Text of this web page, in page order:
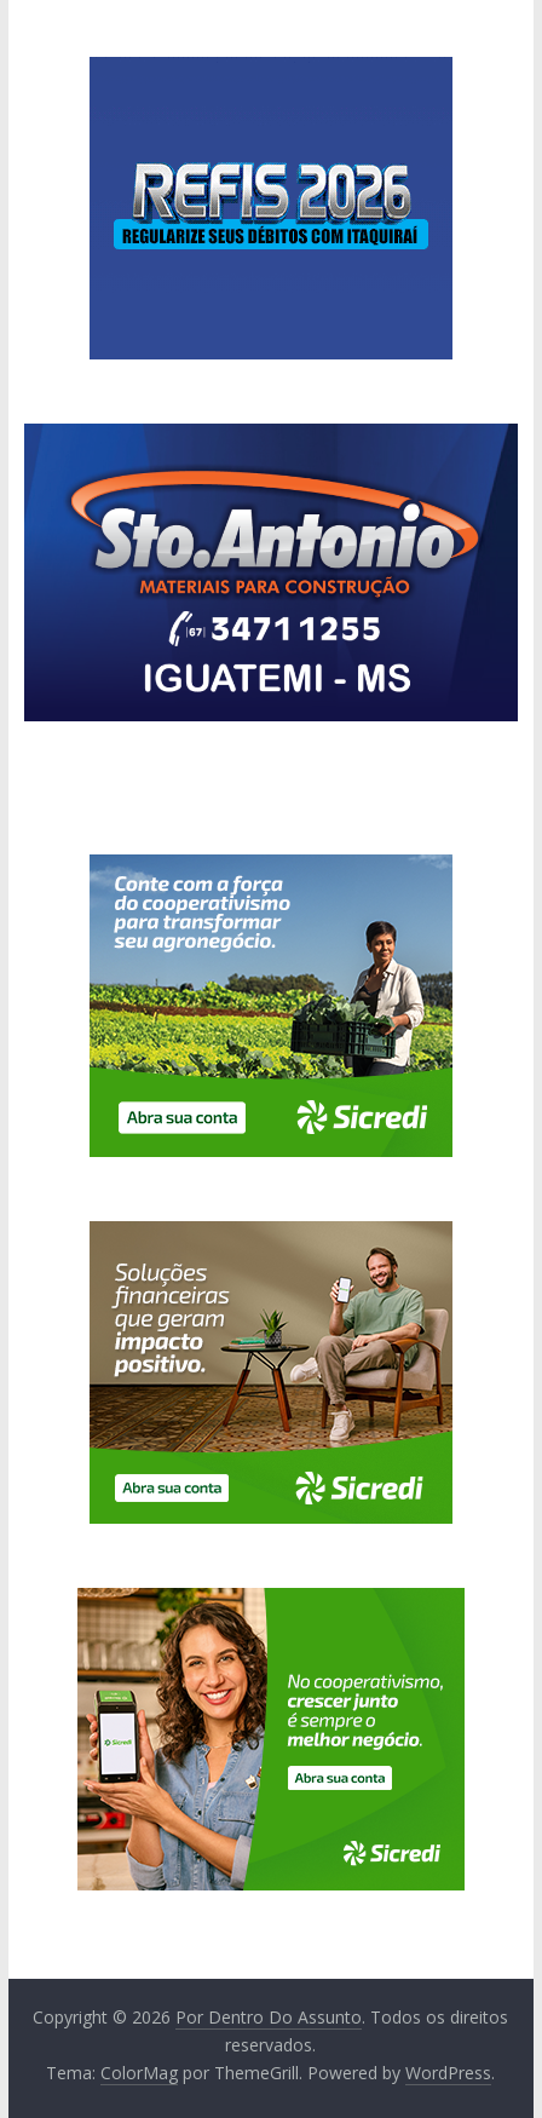
Copyright © 2026 Por Dentro Do Assunto. Todos os direitos
reservados.
Tema: ColorMag por ThemeGrill. Powered byWordPress.